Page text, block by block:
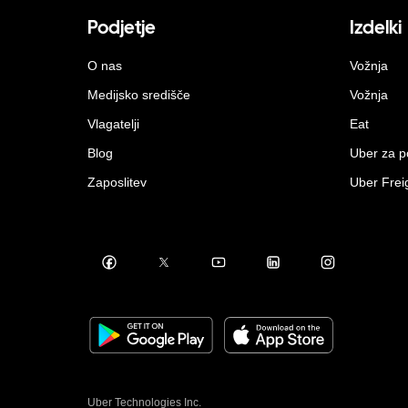
Podjetje
O nas
Medijsko središče
Vlagatelji
Blog
Zaposlitev
Izdelki
Vožnja
Vožnja
Eat
Uber za
Uber
Uber Technologies Inc.